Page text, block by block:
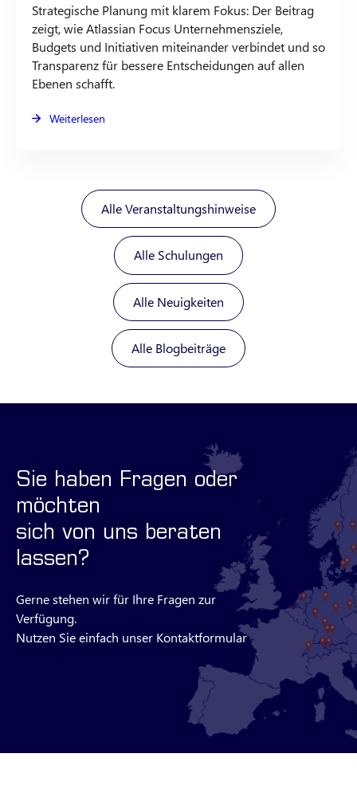
Strategische Planung mit klarem Fokus: Der Beitrag
zeigt, wie Atlassian Focus Unternehmensziele,
Budgets und Initiativen miteinander verbindet und so
Transparenz für bessere Entscheidungen auf allen
Ebenen schafft.
Weiterlesen
Alle Veranstaltungshinweise
Alle Schulungen
Alle Neuigkeiten
Alle Blogbeiträge
Sie haben Fragen oder
möchten
sich von uns beraten
lassen?
Gerne stehen wir für Ihre Fragen zur
Verfügung.
Nutzen Sie einfach unser Kontaktformular